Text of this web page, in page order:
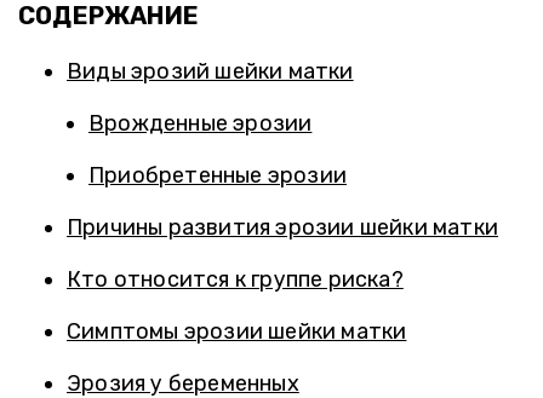
СОДЕРЖАНИЕ
Виды эрозий шейки матки
Врожденные эрозии
Приобретенные эрозии
Причины развития эрозии шейки матки
Кто относится к группе риска?
Симптомы эрозии шейки матки
Эрозия у беременных